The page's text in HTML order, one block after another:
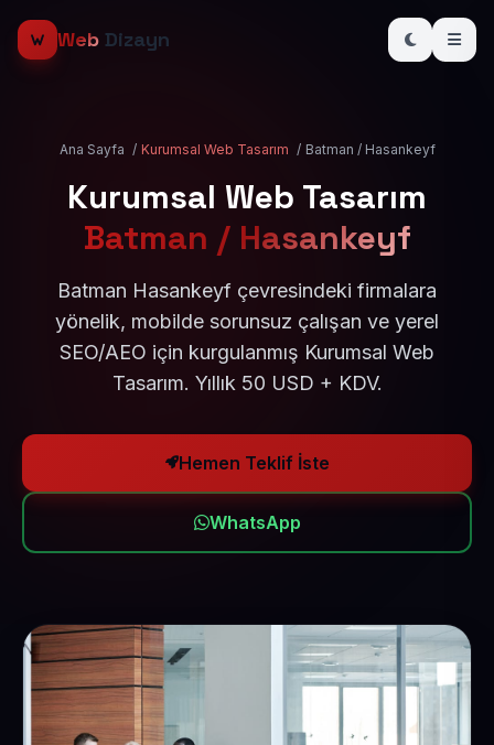
Web Dizayn
Ana Sayfa / Kurumsal Web Tasarım / Batman / Hasankeyf
Kurumsal Web Tasarım
Batman / Hasankeyf
Batman Hasankeyf çevresindeki firmalara
yönelik, mobilde sorunsuz çalışan ve yerel
SEO/AEO için kurgulanmış Kurumsal Web
Tasarım. Yıllık 50 USD + KDV.
Hemen Teklif İste
WhatsApp